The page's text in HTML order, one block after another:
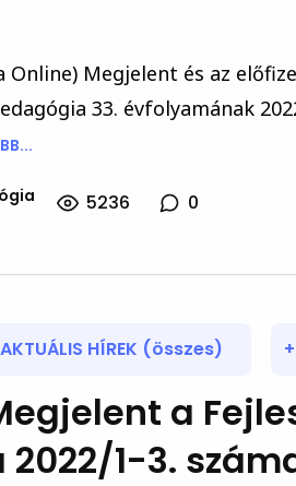
Online) Megjelent és az
33. évfolyamának
5236 0
AKTUÁLIS HÍREK (összes)
a
1-3.